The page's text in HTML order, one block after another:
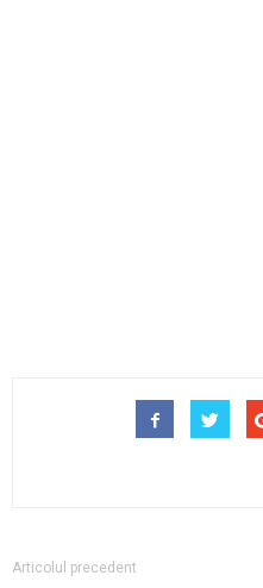
Articolul precedent